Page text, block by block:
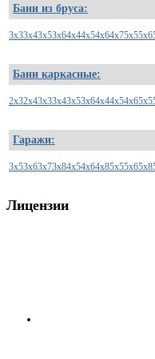
Бани из бруса:
3x33x43x53x64x44x54x64x75x55x6
Бани каркасные:
2x32x43x33x43x53x64x44x54x65x5
Гаражи:
3x53x63x73x84x54x64x85x55x65x8
Лицензии